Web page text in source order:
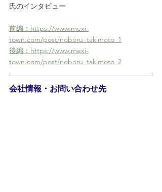
氏のインタビュー
前編：https://www.mexi-
town.com/post/noboru_takimoto_1
後編：https://www.mexi-
town.com/post/noboru_takimoto_2
会社情報・お問い合わせ先